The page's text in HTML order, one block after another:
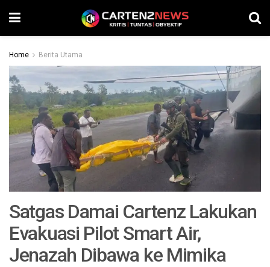
Home Berita Utama
Satgas Damai Cartenz Lakukan
Evakuasi Pilot Smart Air,
Jenazah Dibawa ke Mimika